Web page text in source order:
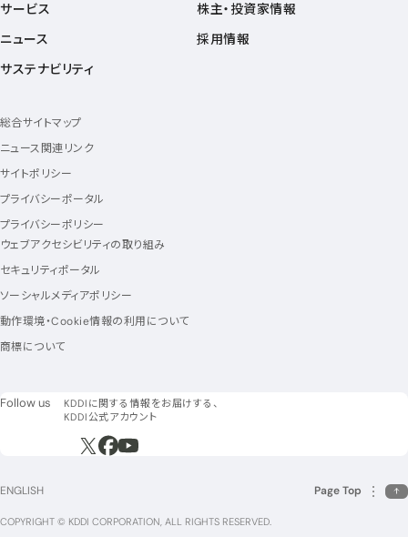
サービス
ニュース
サステナビリティ
株主・投資家情報
採用情報
総合サイトマップ
ニュース関連リンク
サイトポリシー
プライバシーポータル
プライバシーポリシー
ウェブアクセシビリティの取り組み
セキュリティポータル
ソーシャルメディアポリシー
動作環境・Cookie情報の利用について
商標について
Follow us フォローアス
KDDIに関する情報をお届けする、
KDDI公式アカウント
新規ウィンドウで開く
新規ウィンドウで開く
新規ウィンドウで開く
ENGLISH Page Top
COPYRIGHT © KDDI CORPORATION, ALL RIGHTS RESERVED.